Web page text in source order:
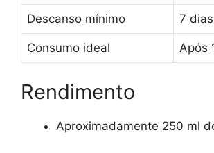
Descanso mínimo 7 dias
Consumo ideal Após
Rendimento
Aproximadamente 250 ml